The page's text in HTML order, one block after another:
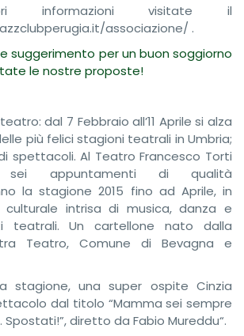
informazioni visitate il
associazione/ .
suggerimento per un buon soggiorno
le nostre proposte!
dal 7 Febbraio all’11 Aprile si alza
più felici stagioni teatrali in Umbria;
spettacoli. Al Teatro Francesco Torti
sei appuntamenti di qualità
la stagione 2015 fino ad Aprile, in
culturale intrisa di musica, danza e
teatrali. Un cartellone nato dalla
Teatro, Comune di Bevagna e
stagione, una super ospite Cinzia
dal titolo “Mamma sei sempre
Spostati!”, diretto da Fabio Mureddu“.